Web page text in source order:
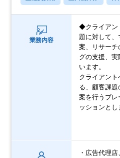
業務内容
◆クライアン
題に対して
案、リサーチ
グの支援、
います。
クライアン
る、顧客課
案を行うブレ
ッションとし
・広告代理